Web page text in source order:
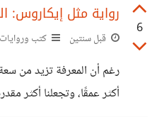
لاحظت أن معظم كتاب أدب
غربية، أو يستلهمون
اللعنات والسحر ولكن من
التساؤل حيث إن التراث
6
رواية مثل إيكاروس:
قبل سنتين كتب وروايات
رغم أن المعرفة تزيد من سعة
أكثر عمقًا، وتجعلنا أكثر